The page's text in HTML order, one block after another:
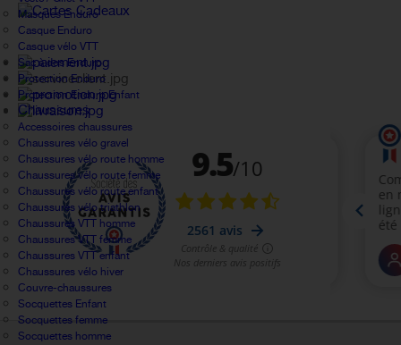
Masques Enduro
Casque Enduro
Casque vélo VTT
Sac à dos Enduro
Protection Enduro
Protection Enduro Enfant
Chaussures
Accessoires chaussures
Chaussures vélo gravel
Chaussures vélo route homme
Chaussures vélo route femme
Chaussures vélo route enfant
Chaussures vélo triathlon
Chaussures VTT homme
Chaussures VTT femme
Chaussures VTT enfant
Chaussures vélo hiver
Couvre-chaussures
Socquettes Enfant
Socquettes femme
Socquettes homme